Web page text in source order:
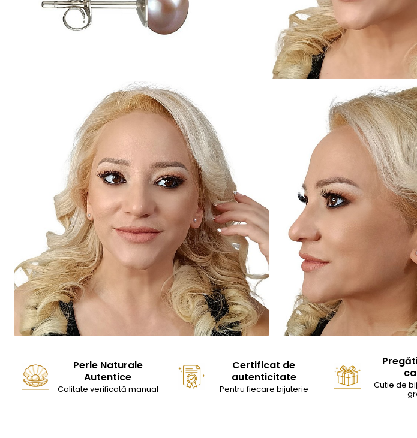
Seturi Perle cu Argint
Brățări cu Perle
Perle Naturale
Autentice
Calitate verificată manual
Certificat de
autenticitate
Pentru fiecare bijuterie Cutie de